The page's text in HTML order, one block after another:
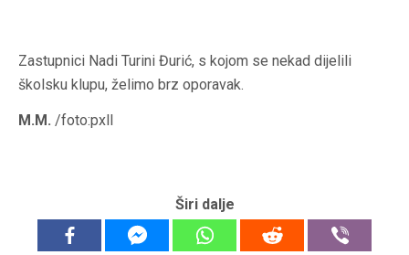
Zastupnici Nadi Turini Đurić, s kojom se nekad dijelili
školsku klupu, želimo brz oporavak.
M.M. /foto:pxll
Širi dalje